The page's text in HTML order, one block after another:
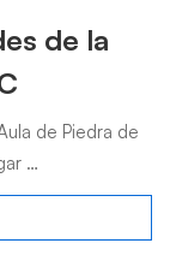
de la
de Piedra de
…